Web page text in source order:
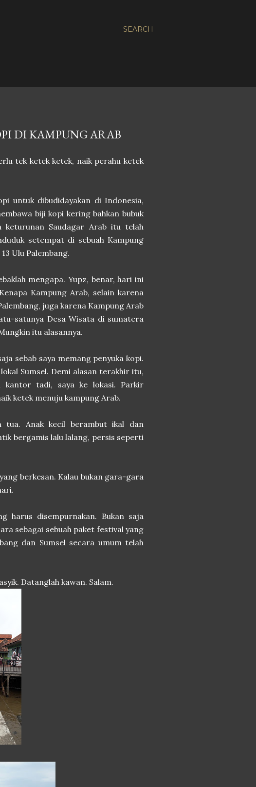
SEARCH
DI KAMPUNG ARAB
tek ketek ketek, naik perahu ketek
untuk dibudidayakan di Indonesia,
biji kopi kering bahkan bubuk
keturunan Saudagar Arab itu telah
setempat di sebuah Kampung
Ulu Palembang.
mengapa. Yupz, benar, hari ini
Kampung Arab, selain karena
juga karena Kampung Arab
satunya Desa Wisata di sumatera
itu alasannya.
sebab saya memang penyuka kopi.
Sumsel. Demi alasan terakhir itu,
kantor tadi, saya ke lokasi. Parkir
ketek menuju kampung Arab.
tua. Anak kecil berambut ikal dan
bergamis lalu lalang, persis seperti
berkesan. Kalau bukan gara-gara
harus disempurnakan. Bukan saja
sebagai sebuah paket festival yang
dan Sumsel secara umum telah
Datanglah kawan. Salam.